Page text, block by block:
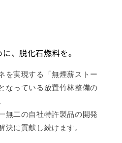
、脱化石燃料を。
を実現する「無煙薪ストー
なっている放置竹林整備の
無二の自社特許製品の開発
決に貢献し続けます。